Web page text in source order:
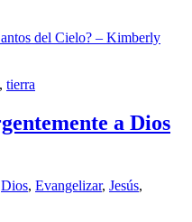
del Cielo? – Kimberly
, tierra
a Dios
Dios, Evangelizar, Jesús,